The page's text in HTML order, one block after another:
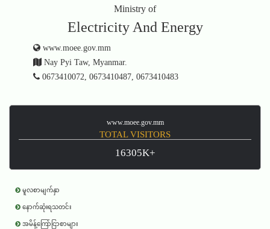
Ministry of
Electricity And Energy
www.moee.gov.mm
Nay Pyi Taw, Myanmar.
0673410072, 0673410487, 0673410483
www.moee.gov.mm
TOTAL VISITORS
16305K+
မူလစာမျက်နှာ
နောက်ဆုံးရသတင်း
အမိန့်ကြော်ငြာစာများ